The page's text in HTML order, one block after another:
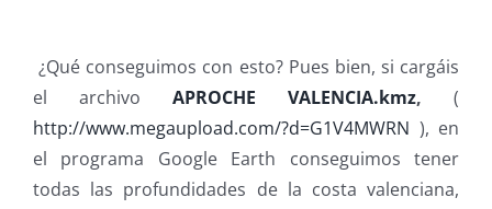
¿Qué conseguimos con esto? Pues bien, si cargáis
el archivo APROCHE VALENCIA.kmz, (
http://www.megaupload.com/?d=G1V4MWRN ), en
el programa Google Earth conseguimos tener
todas las profundidades de la costa valenciana,